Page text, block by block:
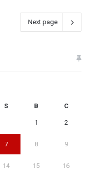
Next page
S B C
1 2
7 8 9
14 15 16